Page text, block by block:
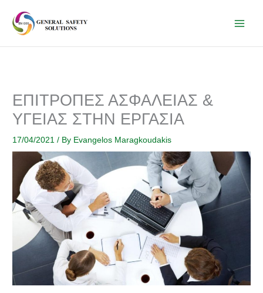
content
ΕΠΙΤΡΟΠΕΣ ΑΣΦΑΛΕΙΑΣ &
ΥΓΕΙΑΣ ΣΤΗΝ ΕΡΓΑΣΙΑ
17/04/2021/ By Evangelos Maragkoudakis